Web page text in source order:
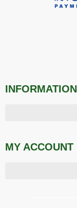
INFORMATION
MY ACCOUNT